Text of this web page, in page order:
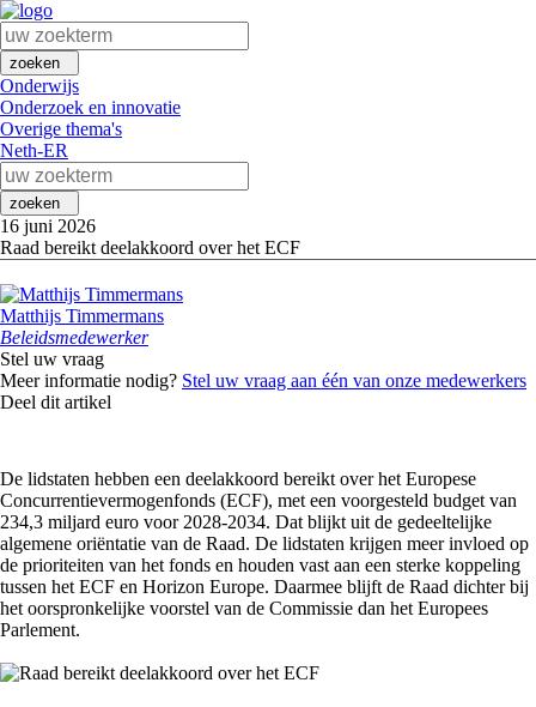
zoeken
Onderwijs
Onderzoek en innovatie
Overige thema's
Neth-ER
zoeken
16 juni 2026
Raad bereikt deelakkoord over het ECF
Matthijs Timmermans
Beleidsmedewerker
Stel uw vraag
Meer informatie nodig? Stel uw vraag aan één van onze medewerkers
Deel dit artikel
De lidstaten hebben een deelakkoord bereikt over het Europese
Concurrentievermogenfonds (ECF), met een voorgesteld budget van
234,3 miljard euro voor 2028-2034. Dat blijkt uit de gedeeltelijke
algemene oriëntatie van de Raad. De lidstaten krijgen meer invloed op
de prioriteiten van het fonds en houden vast aan een sterke koppeling
tussen het ECF en Horizon Europe. Daarmee blijft de Raad dichter bij
het oorspronkelijke voorstel van de Commissie dan het Europees
Parlement.